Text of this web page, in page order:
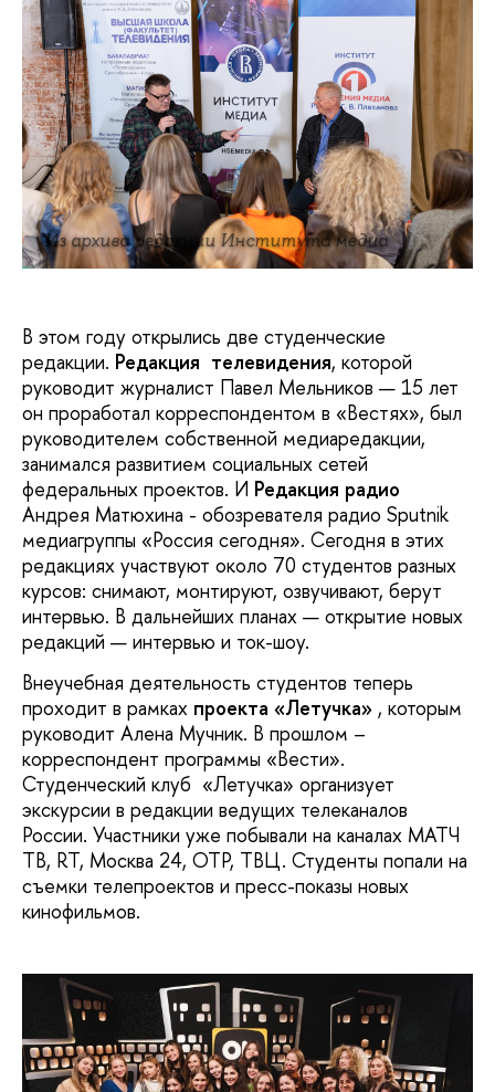
Из архива редакции Института медиа
В этом году открылись две студенческие
редакции. Редакция телевидения, которой
руководит журналист Павел Мельников — 15 лет
он проработал корреспондентом в «Вестях», был
руководителем собственной медиаредакции,
занимался развитием социальных сетей
федеральных проектов. И Редакция радио
Андрея Матюхина - обозревателя радио Sputnik
медиагруппы «Россия сегодня». Сегодня в этих
редакциях участвуют около 70 студентов разных
курсов: снимают, монтируют, озвучивают, берут
интервью. В дальнейших планах — открытие новых
редакций — интервью и ток-шоу.
Внеучебная деятельность студентов теперь
проходит в рамках проекта «Летучка» , которым
руководит Алена Мучник. В прошлом –
корреспондент программы «Вести».
Студенческий клуб «Летучка» организует
экскурсии в редакции ведущих телеканалов
России. Участники уже побывали на каналах МАТЧ
ТВ, RT, Москва 24, ОТР, ТВЦ. Студенты попали на
съемки телепроектов и пресс-показы новых
кинофильмов.